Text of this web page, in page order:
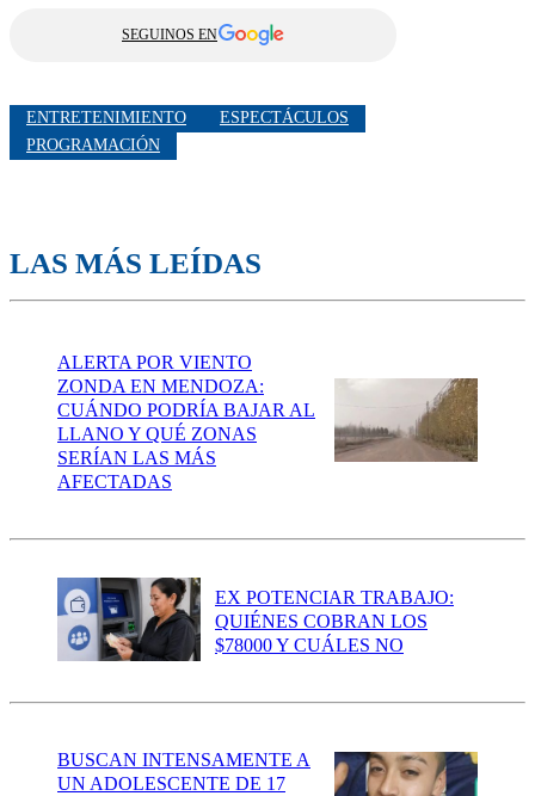
SEGUINOS EN
ENTRETENIMIENTO
ESPECTÁCULOS
PROGRAMACIÓN
LAS MÁS LEÍDAS
ALERTA POR VIENTO
ZONDA EN MENDOZA:
CUÁNDO PODRÍA BAJAR AL
LLANO Y QUÉ ZONAS
SERÍAN LAS MÁS
AFECTADAS
EX POTENCIAR TRABAJO:
QUIÉNES COBRAN LOS
$78000 Y CUÁLES NO
BUSCAN INTENSAMENTE A
UN ADOLESCENTE DE 17